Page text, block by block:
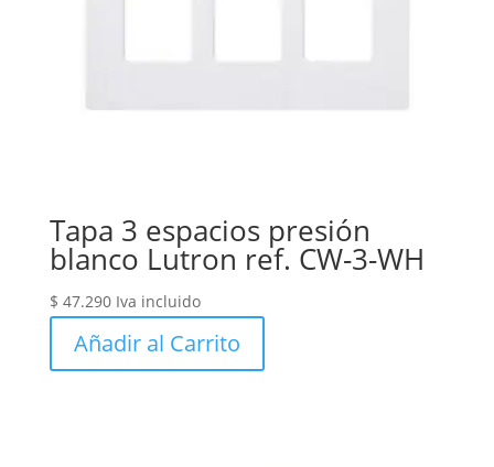
Tapa 3 espacios presión
blanco Lutron ref. CW-3-WH
$ 47.290 Iva incluido
Añadir al Carrito